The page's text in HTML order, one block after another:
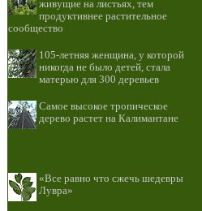
живущие на листьях, тем
продуктивнее растительное
сообщество
105-летняя женщина, у которой
никогда не было детей, стала
матерью для 300 деревьев
Самое высокое тропическое
дерево растет на Калимантане
«Все равно что сжечь шедевры
Лувра»